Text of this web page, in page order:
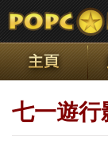
七一遊行